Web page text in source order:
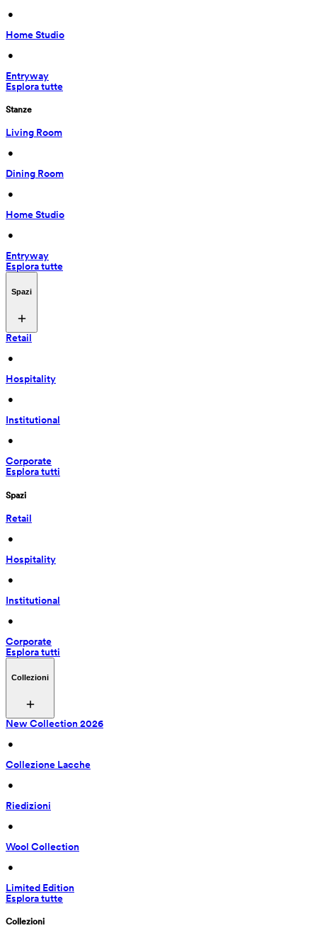
•
Home Studio
•
Entryway
Esplora tutte
Stanze
Living Room
•
Dining Room
•
Home Studio
•
Entryway
Esplora tutte
Spazi
Retail
•
Hospitality
•
Institutional
•
Corporate
Esplora tutti
Spazi
Retail
•
Hospitality
•
Institutional
•
Corporate
Esplora tutti
Collezioni
New Collection 2026
•
Collezione Lacche
•
Riedizioni
•
Wool Collection
•
Limited Edition
Esplora tutte
Collezioni